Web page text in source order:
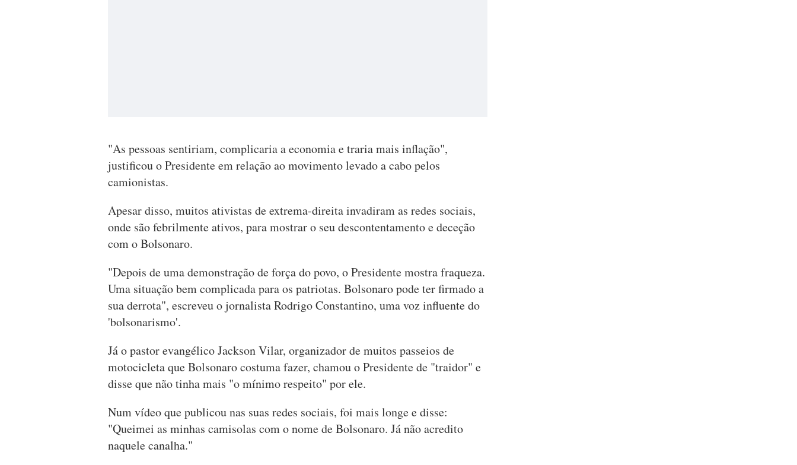
"As pessoas sentiriam, complicaria a economia e traria mais inflação",
justificou o Presidente em relação ao movimento levado a cabo pelos
camionistas.
Apesar disso, muitos ativistas de extrema-direita invadiram as redes sociais,
onde são febrilmente ativos, para mostrar o seu descontentamento e deceção
com o Bolsonaro.
"Depois de uma demonstração de força do povo, o Presidente mostra fraqueza.
Uma situação bem complicada para os patriotas. Bolsonaro pode ter firmado a
sua derrota", escreveu o jornalista Rodrigo Constantino, uma voz influente do
'bolsonarismo'.
Já o pastor evangélico Jackson Vilar, organizador de muitos passeios de
motocicleta que Bolsonaro costuma fazer, chamou o Presidente de "traidor" e
disse que não tinha mais "o mínimo respeito" por ele.
Num vídeo que publicou nas suas redes sociais, foi mais longe e disse:
"Queimei as minhas camisolas com o nome de Bolsonaro. Já não acredito
naquele canalha."